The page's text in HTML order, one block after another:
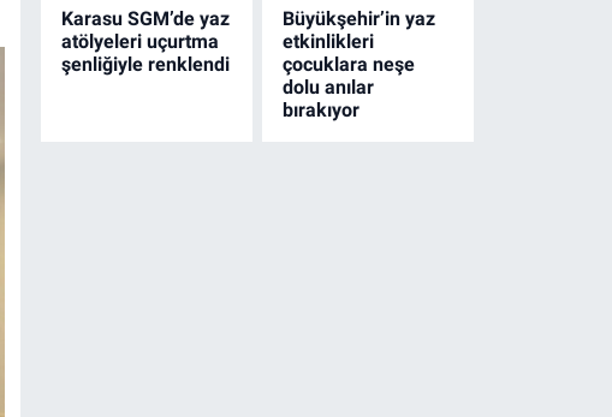
Karasu SGM’de yaz
atölyeleri uçurtma
şenliğiyle renklendi
Büyükşehir’in yaz
etkinlikleri
çocuklara neşe
dolu anılar
bırakıyor